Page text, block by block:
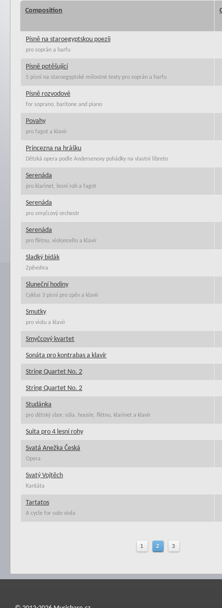
Composition
Písně na staroegyptskou poezii
pro soprán a harfu
Písně potěšující
5 písní na staroegyptské milostné texty pro soprán a harfu
Písně rozvodové
for soprano, baritone and piano
Povahy
pro fagot a klavír
Princezna na hrášku
Dětská opera podle Andersenovy pohádky na vlastní libreto
Serenáda
pro klarinet, lesní roh a fagot
Serenáda
pro smyčcový orchestr
Serenáda
pro flétnu, violoncello a klavír
Sladký bídák
Zpěvohra
Sluneční hodiny
Cyklus 3 písní pro zpěv a klavír
Smutky
pro violu a klavír
Smyčcový kvartet
Sonáta pro kontrabas a klavír
String Quartet No. 2
String Quartet No. 2
Studánka
pro dětský sbor, sóla, housle, flétnu, klarinet a klavír
Suita pro 4 lesní rohy
Svatá Anežka Česká
Opera
Svatý Vojtěch
Kantáta
Tartatos
A cycle for solo viola
1 2 3